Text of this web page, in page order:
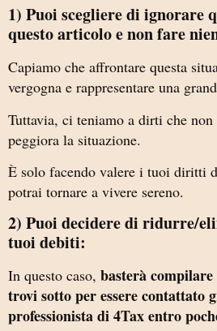
1) Puoi scegliere di ignorare
questo articolo e non fare
Capiamo che affrontare questa
vergogna e rappresentare una
Tuttavia, ci teniamo a dirti che non
peggiora la situazione.
È solo facendo valere i tuoi diritti
potrai tornare a vivere sereno.
2) Puoi decidere di ridurre/
tuoi debiti:
In questo caso, basterà
trovi sotto per essere contattato
professionista di 4Tax entro